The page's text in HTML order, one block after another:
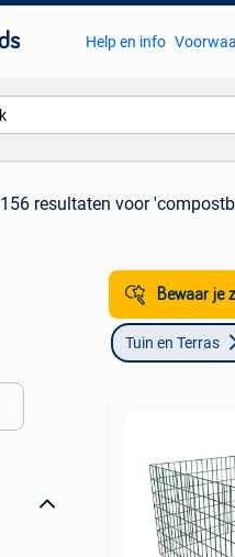
Help en info
156 resultaten voor
Bewaar je
Tuin en Terras